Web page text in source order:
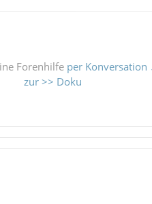
Forenhilfe per Konversation
zur >> Doku